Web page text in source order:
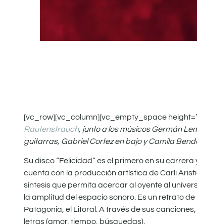
[vc_row][vc_column][vc_empty_space
Rautenstrauch, junto a los músicos Germán
guitarras, Gabriel Cortez en bajo y Camila
Su disco “Felicidad” es el primero en su
cuenta con la producción artística de Carli
síntesis que permita acercar al oyente al
la amplitud del espacio sonoro. Es un retrato
Patagonia, el Litoral. A través de sus
letras (amor, tiempo, búsquedas).